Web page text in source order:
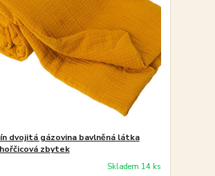
dvojitá gázovina bavlněná látka
zbytek
Skladem 14 ks